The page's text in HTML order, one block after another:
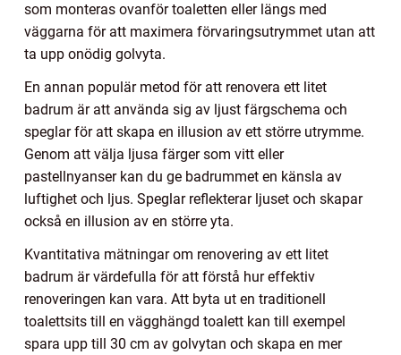
som monteras ovanför toaletten eller längs med
väggarna för att maximera förvaringsutrymmet utan att
ta upp onödig golvyta.
En annan populär metod för att renovera ett litet
badrum är att använda sig av ljust färgschema och
speglar för att skapa en illusion av ett större utrymme.
Genom att välja ljusa färger som vitt eller
pastellnyanser kan du ge badrummet en känsla av
luftighet och ljus. Speglar reflekterar ljuset och skapar
också en illusion av en större yta.
Kvantitativa mätningar om renovering av ett litet
badrum är värdefulla för att förstå hur effektiv
renoveringen kan vara. Att byta ut en traditionell
toalettsits till en vägghängd toalett kan till exempel
spara upp till 30 cm av golvytan och skapa en mer